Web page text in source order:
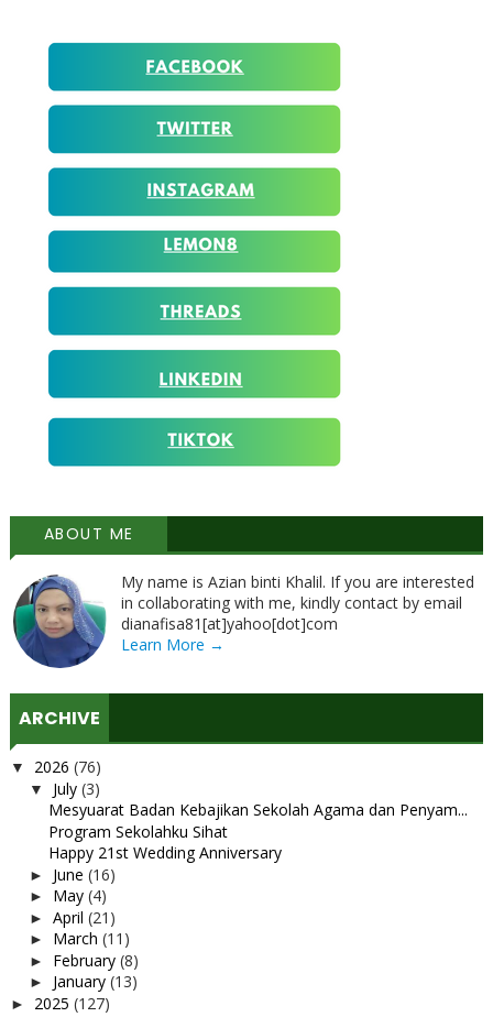
ABOUT ME
My name is Azian binti Khalil. If you are interested
in collaborating with me, kindly contact by email
dianafisa81[at]yahoo[dot]com
Learn More →
ARCHIVE
▼ 2026 (76)
▼ July (3)
Mesyuarat Badan Kebajikan Sekolah Agama dan Penyam...
Program Sekolahku Sihat
Happy 21st Wedding Anniversary
► June (16)
► May (4)
► April (21)
► March (11)
► February (8)
► January (13)
► 2025 (127)